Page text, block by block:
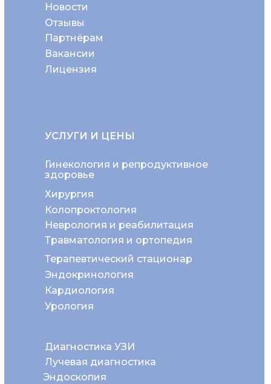
Новости
Отзывы
Партнёрам
Вакансии
Лицензия
Неврология и реабилитация
Колопроктология
Хирургия
Гинекология и репродуктивное
здоровье
Диагностика УЗИ
Эндоскопия
Травматология и ортопедия
Эндокринология
Терапевтический стационар
Кардиология
Урология
Лучевая диагностика
УСЛУГИ И ЦЕНЫ